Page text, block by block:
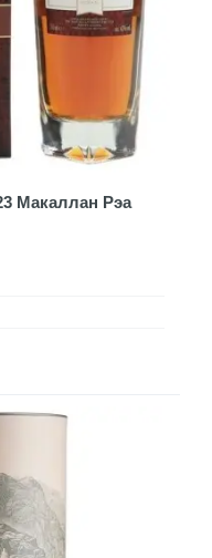
Макаллан Рэа